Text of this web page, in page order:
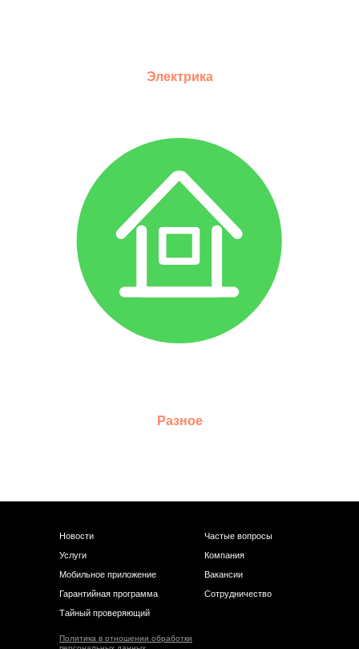
Электрика
Разное
Новости
Политика в отношении обработки
Мобильное приложение
Услуги
Гарантийная программа
Компания
Частые вопросы
Вакансии
Тайный проверяющий
Сотрудничество